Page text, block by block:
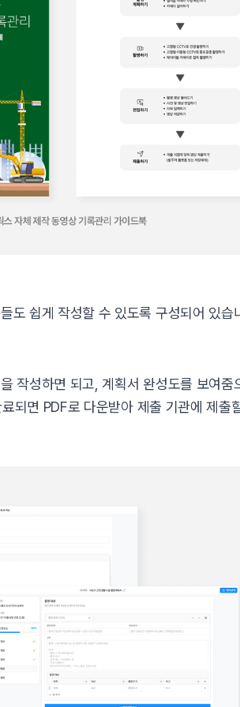
도 쉽게 작성할 수 있도록 구성되어 있습
작성하면 되고, 계획서 완성도를 보여줌
되면 PDF로 다운받아 제출 기관에 제출